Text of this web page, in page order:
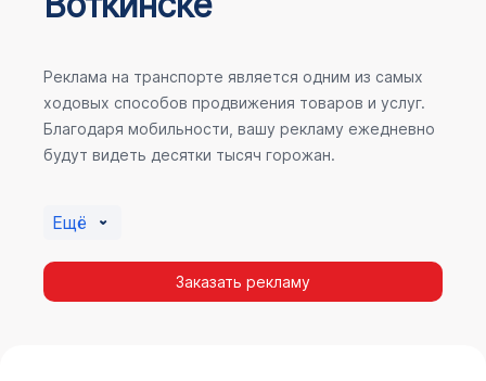
Реклама на транспорте является одним из самых
ходовых способов продвижения товаров и услуг.
Благодаря мобильности, вашу рекламу ежедневно
будут видеть десятки тысяч горожан.
Ещё
Заказать рекламу